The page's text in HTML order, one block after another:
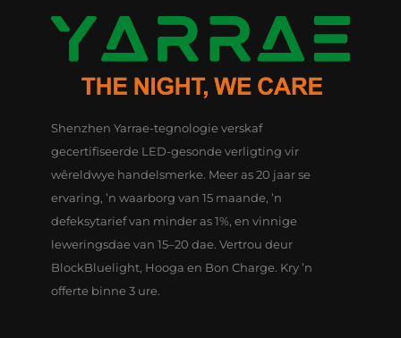
Shenzhen Yarrae-tegnologie verskaf
gecertifiseerde LED-gesonde verligting vir
wêreldwye handelsmerke. Meer as 20 jaar se
ervaring, ’n waarborg van 15 maande, ’n
defeksytarief van minder as 1%, en vinnige
leweringsdae van 15–20 dae. Vertrou deur
BlockBluelight, Hooga en Bon Charge. Kry ’n
offerte binne 3 ure.